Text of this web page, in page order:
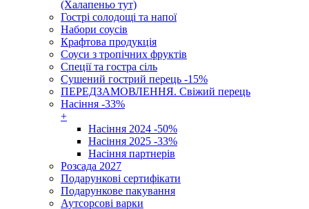
(Халапеньо тут)
Гострі солодощі та напої
Набори соусів
Крафтова продукція
Соуси з тропічних фруктів
Спеції та гостра сіль
Сушений гострий перець -15%
ПЕРЕДЗАМОВЛЕННЯ. Свіжий перець
Насіння -33%
+
Насіння 2024 -50%
Насіння 2025 -33%
Насіння партнерів
Розсада 2027
Подарункові сертифікати
Подарункове пакування
Аутсорсові варки